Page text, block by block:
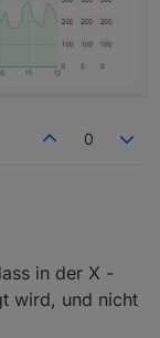
0
in der X -
wird, und nicht